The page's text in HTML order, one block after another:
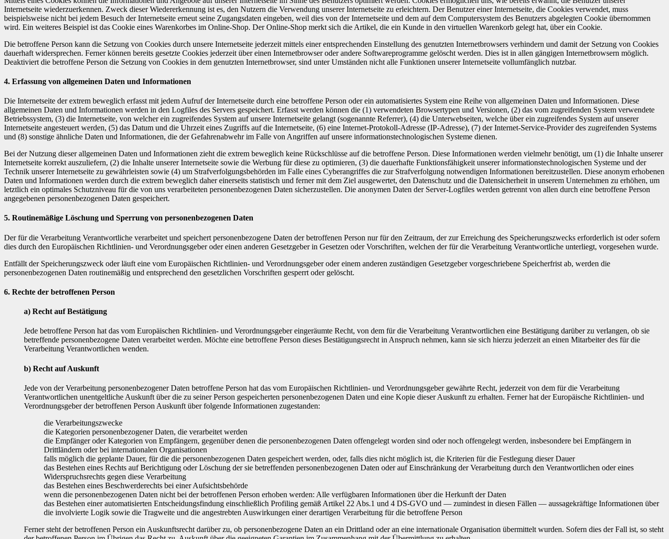
Internetseite wiederzuerkennen. Zweck dieser Wiedererkennung ist es, den Nutzern die Verwendung unserer Internetseite zu erleichtern. Der Benutzer einer Internetseite, die Cookies verwendet, muss
beispielsweise nicht bei jedem Besuch der Internetseite erneut seine Zugangsdaten eingeben, weil dies von der Internetseite und dem auf dem Computersystem des Benutzers abgelegten Cookie übernommen
wird. Ein weiteres Beispiel ist das Cookie eines Warenkorbes im Online-Shop. Der Online-Shop merkt sich die Artikel, die ein Kunde in den virtuellen Warenkorb gelegt hat, über ein Cookie.
Die betroffene Person kann die Setzung von Cookies durch unsere Internetseite jederzeit mittels einer entsprechenden Einstellung des genutzten Internetbrowsers verhindern und damit der Setzung von Cookies
dauerhaft widersprechen. Ferner können bereits gesetzte Cookies jederzeit über einen Internetbrowser oder andere Softwareprogramme gelöscht werden. Dies ist in allen gängigen Internetbrowsern möglich.
Deaktiviert die betroffene Person die Setzung von Cookies in dem genutzten Internetbrowser, sind unter Umständen nicht alle Funktionen unserer Internetseite vollumfänglich nutzbar.
4. Erfassung von allgemeinen Daten und Informationen
Die Internetseite der extrem beweglich erfasst mit jedem Aufruf der Internetseite durch eine betroffene Person oder ein automatisiertes System eine Reihe von allgemeinen Daten und Informationen. Diese
allgemeinen Daten und Informationen werden in den Logfiles des Servers gespeichert. Erfasst werden können die (1) verwendeten Browsertypen und Versionen, (2) das vom zugreifenden System verwendete
Betriebssystem, (3) die Internetseite, von welcher ein zugreifendes System auf unsere Internetseite gelangt (sogenannte Referrer), (4) die Unterwebseiten, welche über ein zugreifendes System auf unserer
Internetseite angesteuert werden, (5) das Datum und die Uhrzeit eines Zugriffs auf die Internetseite, (6) eine Internet-Protokoll-Adresse (IP-Adresse), (7) der Internet-Service-Provider des zugreifenden Systems
und (8) sonstige ähnliche Daten und Informationen, die der Gefahrenabwehr im Falle von Angriffen auf unsere informationstechnologischen Systeme dienen.
Bei der Nutzung dieser allgemeinen Daten und Informationen zieht die extrem beweglich keine Rückschlüsse auf die betroffene Person. Diese Informationen werden vielmehr benötigt, um (1) die Inhalte unserer
Internetseite korrekt auszuliefern, (2) die Inhalte unserer Internetseite sowie die Werbung für diese zu optimieren, (3) die dauerhafte Funktionsfähigkeit unserer informationstechnologischen Systeme und der
Technik unserer Internetseite zu gewährleisten sowie (4) um Strafverfolgungsbehörden im Falle eines Cyberangriffes die zur Strafverfolgung notwendigen Informationen bereitzustellen. Diese anonym erhobenen
Daten und Informationen werden durch die extrem beweglich daher einerseits statistisch und ferner mit dem Ziel ausgewertet, den Datenschutz und die Datensicherheit in unserem Unternehmen zu erhöhen, um
letztlich ein optimales Schutzniveau für die von uns verarbeiteten personenbezogenen Daten sicherzustellen. Die anonymen Daten der Server-Logfiles werden getrennt von allen durch eine betroffene Person
angegebenen personenbezogenen Daten gespeichert.
5. Routinemäßige Löschung und Sperrung von personenbezogenen Daten
Der für die Verarbeitung Verantwortliche verarbeitet und speichert personenbezogene Daten der betroffenen Person nur für den Zeitraum, der zur Erreichung des Speicherungszwecks erforderlich ist oder sofern
dies durch den Europäischen Richtlinien- und Verordnungsgeber oder einen anderen Gesetzgeber in Gesetzen oder Vorschriften, welchen der für die Verarbeitung Verantwortliche unterliegt, vorgesehen wurde.
Entfällt der Speicherungszweck oder läuft eine vom Europäischen Richtlinien- und Verordnungsgeber oder einem anderen zuständigen Gesetzgeber vorgeschriebene Speicherfrist ab, werden die
personenbezogenen Daten routinemäßig und entsprechend den gesetzlichen Vorschriften gesperrt oder gelöscht.
6. Rechte der betroffenen Person
a) Recht auf Bestätigung
Jede betroffene Person hat das vom Europäischen Richtlinien- und Verordnungsgeber eingeräumte Recht, von dem für die Verarbeitung Verantwortlichen eine Bestätigung darüber zu verlangen, ob sie
betreffende personenbezogene Daten verarbeitet werden. Möchte eine betroffene Person dieses Bestätigungsrecht in Anspruch nehmen, kann sie sich hierzu jederzeit an einen Mitarbeiter des für die
Verarbeitung Verantwortlichen wenden.
b) Recht auf Auskunft
Jede von der Verarbeitung personenbezogener Daten betroffene Person hat das vom Europäischen Richtlinien- und Verordnungsgeber gewährte Recht, jederzeit von dem für die Verarbeitung
Verantwortlichen unentgeltliche Auskunft über die zu seiner Person gespeicherten personenbezogenen Daten und eine Kopie dieser Auskunft zu erhalten. Ferner hat der Europäische Richtlinien- und
Verordnungsgeber der betroffenen Person Auskunft über folgende Informationen zugestanden:
die Verarbeitungszwecke
die Kategorien personenbezogener Daten, die verarbeitet werden
die Empfänger oder Kategorien von Empfängern, gegenüber denen die personenbezogenen Daten offengelegt worden sind oder noch offengelegt werden, insbesondere bei Empfängern in
Drittländern oder bei internationalen Organisationen
falls möglich die geplante Dauer, für die die personenbezogenen Daten gespeichert werden, oder, falls dies nicht möglich ist, die Kriterien für die Festlegung dieser Dauer
das Bestehen eines Rechts auf Berichtigung oder Löschung der sie betreffenden personenbezogenen Daten oder auf Einschränkung der Verarbeitung durch den Verantwortlichen oder eines
Widerspruchsrechts gegen diese Verarbeitung
das Bestehen eines Beschwerderechts bei einer Aufsichtsbehörde
wenn die personenbezogenen Daten nicht bei der betroffenen Person erhoben werden: Alle verfügbaren Informationen über die Herkunft der Daten
das Bestehen einer automatisierten Entscheidungsfindung einschließlich Profiling gemäß Artikel 22 Abs.1 und 4 DS-GVO und — zumindest in diesen Fällen — aussagekräftige Informationen über
die involvierte Logik sowie die Tragweite und die angestrebten Auswirkungen einer derartigen Verarbeitung für die betroffene Person
Ferner steht der betroffenen Person ein Auskunftsrecht darüber zu, ob personenbezogene Daten an ein Drittland oder an eine internationale Organisation übermittelt wurden. Sofern dies der Fall ist, so steht